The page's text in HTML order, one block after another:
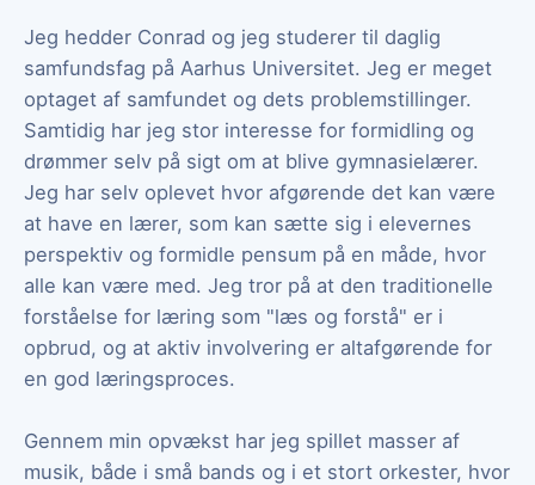
Jeg hedder Conrad og jeg studerer til daglig
samfundsfag på Aarhus Universitet. Jeg er meget
optaget af samfundet og dets problemstillinger.
Samtidig har jeg stor interesse for formidling og
drømmer selv på sigt om at blive gymnasielærer.
Jeg har selv oplevet hvor afgørende det kan være
at have en lærer, som kan sætte sig i elevernes
perspektiv og formidle pensum på en måde, hvor
alle kan være med. Jeg tror på at den traditionelle
forståelse for læring som "læs og forstå" er i
opbrud, og at aktiv involvering er altafgørende for
en god læringsproces.
Gennem min opvækst har jeg spillet masser af
musik, både i små bands og i et stort orkester, hvor